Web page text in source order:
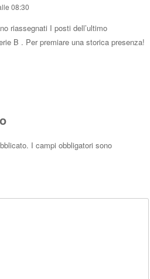
08:30
riassegnati I posti dell’ultimo
B . Per premiare una storica presenza!
I campi obbligatori sono